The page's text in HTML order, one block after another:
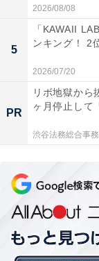
見れる、いろ
山県）といった
※回答者からの
この記事の筆者
All About ニュ
SNSトレンドに
ングの経験を経
ンバーに参入。
を中心に企画編
ポーツ観戦が生
2026/08/08
5
「KAWAII
ンキング！ 2
2026/07/20
PR
リボ地獄から
ヶ月停止して
渋谷法務総合事